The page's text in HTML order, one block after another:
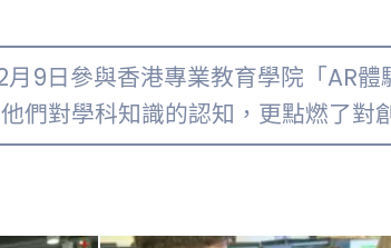
9日參與香港專業教育學院「AR
們對學科知識的認知，更點燃了對